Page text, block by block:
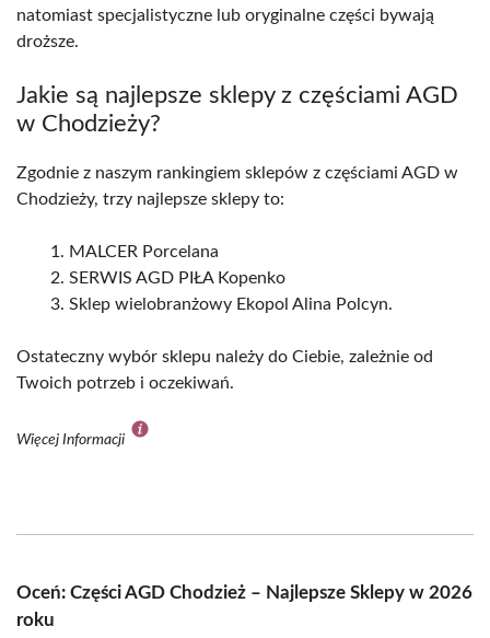
natomiast specjalistyczne lub oryginalne części bywają
droższe.
Jakie są najlepsze sklepy z częściami AGD
w Chodzieży?
Zgodnie z naszym rankingiem sklepów z częściami AGD w
Chodzieży, trzy najlepsze sklepy to:
MALCER Porcelana
SERWIS AGD PIŁA Kopenko
Sklep wielobranżowy Ekopol Alina Polcyn.
Ostateczny wybór sklepu należy do Ciebie, zależnie od
Twoich potrzeb i oczekiwań.
Więcej Informacji
Oceń: Części AGD Chodzież – Najlepsze Sklepy w 2026
roku